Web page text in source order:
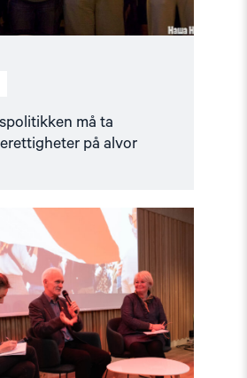
må ta
på alvor
article
"Kampen
for
et
fritt
Belarus
fortsetter"